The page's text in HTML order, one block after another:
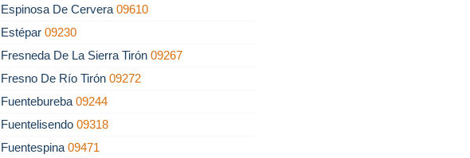
Espinosa De Cervera09610
Estépar09230
Fresneda De La Sierra Tirón09267
Fresno De Río Tirón09272
Fuentebureba09244
Fuentelisendo09318
Fuentespina09471